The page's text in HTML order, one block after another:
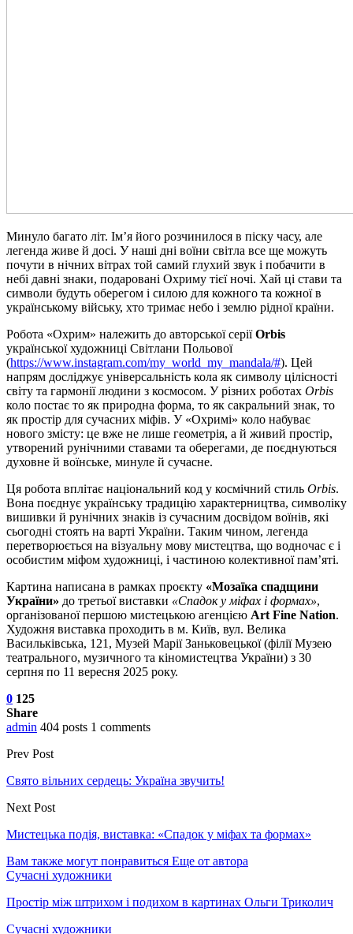
Минуло багато літ. Ім’я його розчинилося в піску часу, але
легенда живе й досі. У наші дні воїни світла все ще можуть
почути в нічних вітрах той самий глухий звук і побачити в
небі давні знаки, подаровані Охриму тієї ночі. Хай ці стави та
символи будуть оберегом і силою для кожного та кожної в
українському війську, хто тримає небо і землю рідної країни.
Робота «Охрим» належить до авторської серіїOrbis
української художниці Світлани Польової
(https://www.instagram.com/my_world_my_mandala/#). Цей
напрям досліджує універсальність кола як символу цілісності
світу та гармонії людини з космосом. У різних роботах Orbis
коло постає то як природна форма, то як сакральний знак, то
як простір для сучасних міфів. У «Охримі» коло набуває
нового змісту: це вже не лише геометрія, а й живий простір,
утворений рунічними ставами та оберегами, де поєднуються
духовне й воїнське, минуле й сучасне.
Ця робота вплітає національний код у космічний стиль Orbis.
Вона поєднує українську традицію характерництва, символіку
вишивки й рунічних знаків із сучасним досвідом воїнів, які
сьогодні стоять на варті України. Таким чином, легенда
перетворюється на візуальну мову мистецтва, що водночас є і
особистим міфом художниці, і частиною колективної пам’яті.
Картина написана в рамках проєкту «Мозаїка спадщини
України» до третьої виставки «Спадок у міфах і формах»,
організованої першою мистецькою агенцією Art Fine Nation.
Художня виставка проходить в м. Київ, вул. Велика
Васильківська, 121, Музей Марії Заньковецької (філії Музею
театрального, музичного та кіномистецтва України) з 30
серпня по 11 вересня 2025 року.
0 125
Share
admin 404 posts 1 comments
Prev Post
Свято вільних сердець: Україна звучить!
Next Post
Мистецька подія, виставка: «Спадок у міфах та формах»
Вам также могут понравиться Еще от автора
Сучасні художники
Простір між штрихом і подихом в картинах Ольги Триколич
Сучасні художники